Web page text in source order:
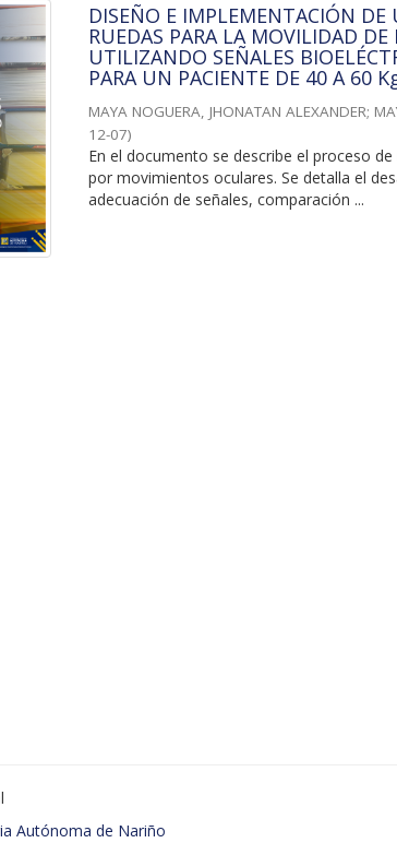
DISEÑO E IMPLEMENTACIÓN
RUEDAS PARA LA MOVILIDAD
UTILIZANDO SEÑALES
PARA UN PACIENTE DE 40 A 60
MAYA NOGUERA, JHONATAN ALEXANDER;
12-07)
En el documento se describe el proceso
por movimientos oculares. Se detalla el
adecuación de señales, comparación ...
Autónoma de Nariño